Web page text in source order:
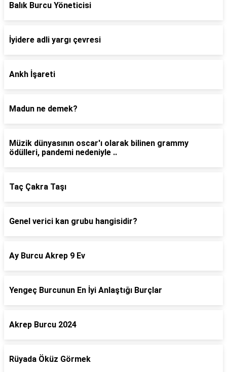
Balık Burcu Yöneticisi
İyidere adli yargı çevresi
Ankh İşareti
Madun ne demek?
Müzik dünyasının oscar'ı olarak bilinen grammy
ödülleri, pandemi nedeniyle ..
Taç Çakra Taşı
Genel verici kan grubu hangisidir?
Ay Burcu Akrep 9 Ev
Yengeç Burcunun En İyi Anlaştığı Burçlar
Akrep Burcu 2024
Rüyada Öküz Görmek